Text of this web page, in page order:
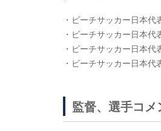
・ビーチサッカー日本
・ビーチサッカー日本
・ビーチサッカー日本
・ビーチサッカー日本
監督、選手コメ